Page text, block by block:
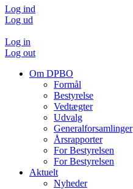
Log ind
Log ud
Log in
Log out
Om DPBO
Formål
Bestyrelse
Vedtægter
Udvalg
Generalforsamlinger
Årsrapporter
For Bestyrelsen
For Bestyrelsen
Aktuelt
Nyheder